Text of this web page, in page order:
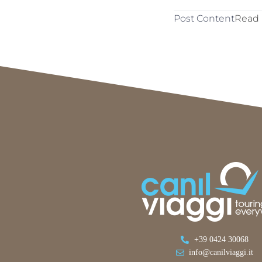
Post ContentRead
+39 0424 30068
info@canilviaggi.it